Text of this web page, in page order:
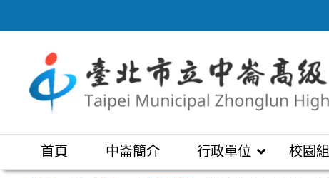
至
區
首頁 中崙簡介 行政單位 校園